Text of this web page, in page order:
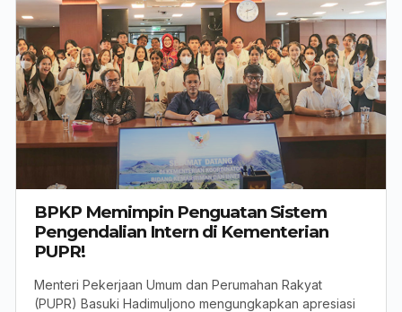
BPKP Memimpin Penguatan Sistem
Pengendalian Intern di Kementerian
PUPR!
Menteri Pekerjaan Umum dan Perumahan Rakyat
(PUPR) Basuki Hadimuljono mengungkapkan apresiasi